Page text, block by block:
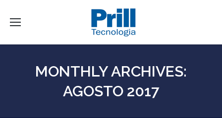
MONTHLY ARCHIVES:
AGOSTO 2017